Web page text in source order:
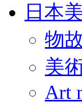
日本
物
美
Art